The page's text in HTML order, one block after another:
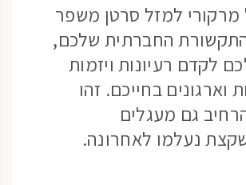
למזל סרטן משפר
החברתית שלכם,
לקדם רעיונות ויזמות
וארגונים בחייכם. זהו
גם מעגלים
נעלמו לאחרונה.